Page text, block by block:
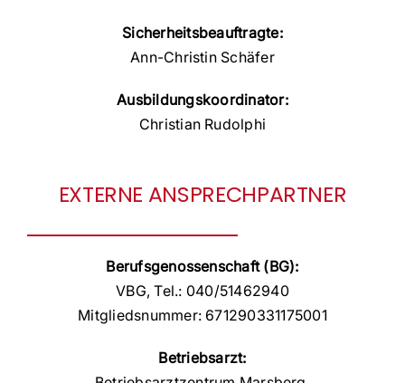
Sicherheitsbeauftragte:
Ann-Christin Schäfer
Ausbildungskoordinator:
Christian Rudolphi
EXTERNE ANSPRECHPARTNER
Berufsgenossenschaft (BG):
VBG, Tel.: 040/51462940
Mitgliedsnummer: 671290331175001
Betriebsarzt: